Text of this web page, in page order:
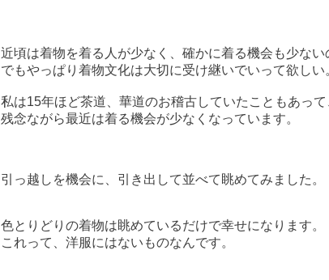
近頃は着物を着る人が少なく、確かに着る機会も少ない
でもやっぱり着物文化は大切に受け継いでいって欲しい
私は15年ほど茶道、華道のお稽古していたこともあって
残念ながら最近は着る機会が少なくなっています。
引っ越しを機会に、引き出して並べて眺めてみました。
色とりどりの着物は眺めているだけで幸せになります。
これって、洋服にはないものなんです。